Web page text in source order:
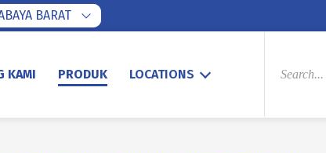
BARAT
KAMI PRODUK LOCATIONS
PRODUCTS